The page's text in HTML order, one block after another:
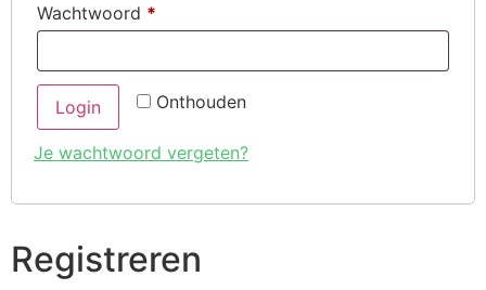
Wachtwoord *
Onthouden
Login
Je wachtwoord vergeten?
Registreren